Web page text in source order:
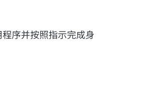
序并按照指示完成身